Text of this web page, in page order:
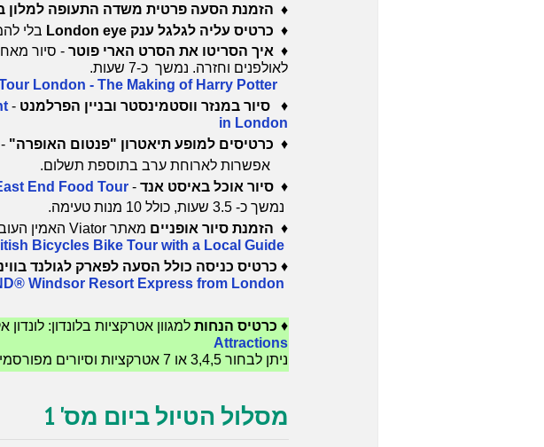
♦ הזמנת הסעה פרטית משדה התעופה למלון
♦ כרטיס עליה לגלגל ענק London eye בלי
♦איך הסריטו את הסרט הארי פוטר - סיור
לאולפנים וחזרה. נמשך כ-7 שעות.
London - The Making of Harry Potter
♦סיור במנזר ווסטמינסטר ובניין הפרלמנט -
in London
♦ כרטיסים למופע תיאטרון "פנטום האופרה"
אפשרות לארוחת ערב בתוספת תשלום.
♦סיור אוכל באיסט אנד -
End Food Tour
נמשך כ- 3.5 שעות, כולל 10 מנות טעימה.
♦ הזמנת סיור אופניים מאתר Viator האמין העובר ביעדים מפורסמים בעיר:
Bicycles Bike Tour with a Local Guide
♦ כרטיס כניסה כולל הסעה לפארק לגולנד
Windsor Resort Express from London
♦ כרטיס הנחות למגוון אטרקציות בלונדון:
Attractions
ניתן לבחור 3,4,5 או 7 אטרקציות וסיורים מפורסמים בלונדון במחיר מוזל!
מסלול הטיול ביום מס' 1